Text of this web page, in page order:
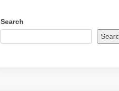
Search